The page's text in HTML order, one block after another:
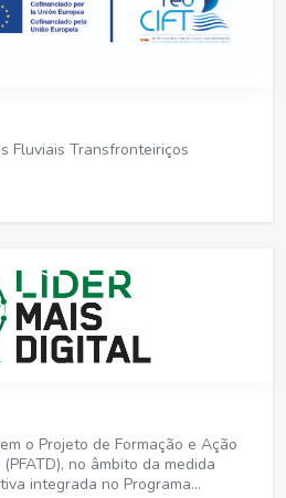
Fluviais Transfronteiriços
o Projeto de Formação e Ação
no âmbito da medida
integrada no Programa